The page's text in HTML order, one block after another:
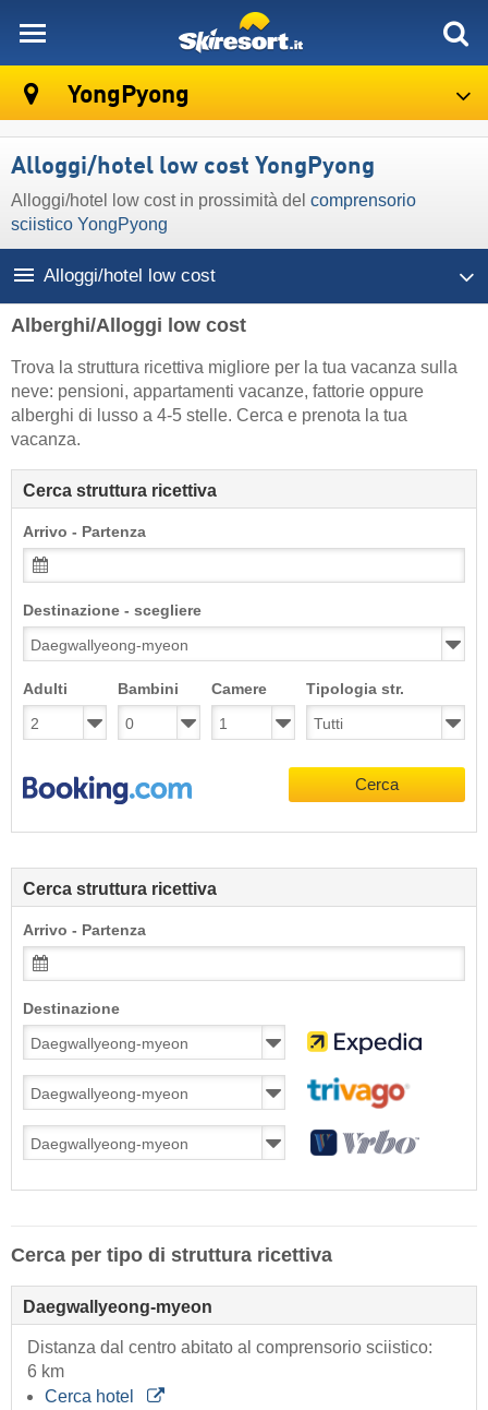
YongPyong
Alloggi/hotel low cost YongPyong
Alloggi/hotel low cost in prossimità del comprensorio
sciistico YongPyong
Alloggi/hotel low cost
Alberghi/Alloggi low cost
Trova la struttura ricettiva migliore per la tua vacanza sulla
neve: pensioni, appartamenti vacanze, fattorie oppure
alberghi di lusso a 4-5 stelle. Cerca e prenota la tua
vacanza.
Cerca struttura ricettiva
Arrivo - Partenza
Destinazione - scegliere
Adulti Bambini Camere Tipologia str.
Cerca
Cerca struttura ricettiva
Arrivo - Partenza
Destinazione
Cerca per tipo di struttura ricettiva
Daegwallyeong-myeon
Distanza dal centro abitato al comprensorio sciistico:
6 km
Cerca hotel